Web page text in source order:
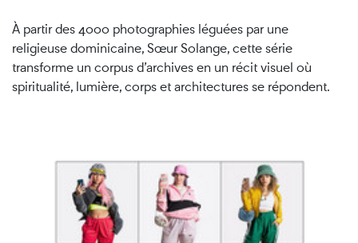
À partir des 4000 photographies léguées par une
religieuse dominicaine, Sœur Solange, cette série
transforme un corpus d’archives en un récit visuel où
spiritualité, lumière, corps et architectures se répondent.